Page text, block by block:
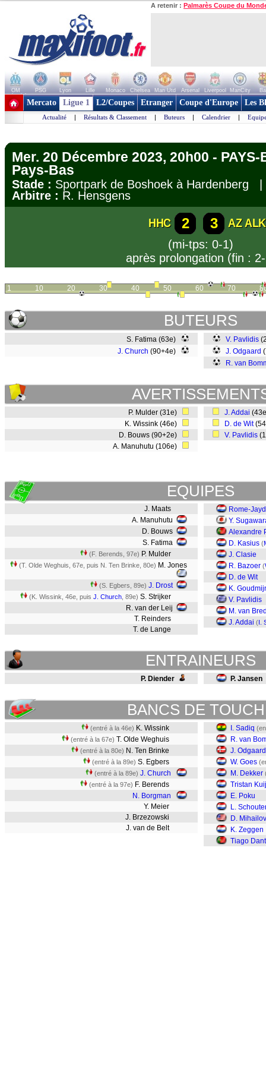
A retenir : Palmarès Coupe du
OM PSG Lyon Lille Monaco Chelsea Man Utd Arsenal Liverpool ManCity
+ de clubs
Mercato Ligue 1 L2/Coupes Etranger Coupe d'Europe Les
Actualité | Résultats & Classement | Buteurs | Calendrier |
Mer. 20 Décembre 2023, 20h00 -
Pays-Bas
Stade : Sportpark de Boshoek à
Arbitre : R. Hensgens
HHC 2 3
AZ
(mi-tps: 0-1)
après prolongation (fin :
1 10 20 30 40 50 60 70
BUTEURS
S. Fatima (63e)
J. Church (90+4e)
V. Pavlidis
J. Odgaard
R. van
P. Mulder (31e)
K. Wissink (46e)
D. Bouws (90+2e)
A. Manuhutu (106e)
J. Addai
D. de Wit
V. Pavlidis
EQUIPES
J. Maats
A. Manuhutu
D. Bouws
S. Fatima
(F. Berends, 97e) P. Mulder
(T. Olde Weghuis, 67e, puis N. Ten Brinke, 80e) M. Jones
(S. Egbers, 89e) J. Drost
(K. Wissink, 46e, puis J. Church , 89e) S. Strijker
R. van der Leij
T. Reinders
T. de Lange
Rome-
Y.
Alexandre
D. Kasius (
J. Clasie
R. Bazoer (
D. de Wit
K.
V. Pavlidis
M. van
J. Addai (I.
ENTRAINEURS
P. Diender P. Jansen
BANCS DE
(entré à la 46e) K. Wissink
(entré à la 67e) T. Olde Weghuis
(entré à la 80e) N. Ten Brinke
(entré à la 89e) S. Egbers
(entré à la 89e) J. Church
(entré à la 97e) F. Berends
N. Borgman
Y. Meier
J. Brzezowski
J. van de Belt
I. Sadiq
R. van
J. Odgaard
W. Goes
M. Dekker
Tristan
E. Poku
L.
D.
K. Zeggen
Tiago